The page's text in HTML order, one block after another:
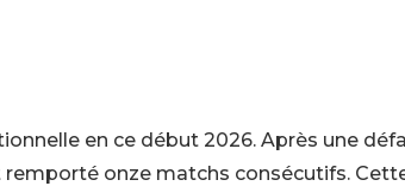
en ce début 2026. Après une
remporté onze matchs consécutifs.